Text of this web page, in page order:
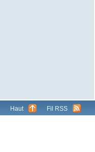
Haut Fil RSS